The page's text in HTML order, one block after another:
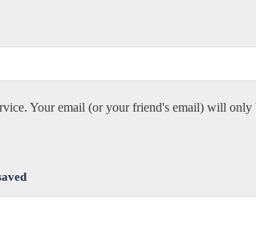
Your email (or your friend's email) will only